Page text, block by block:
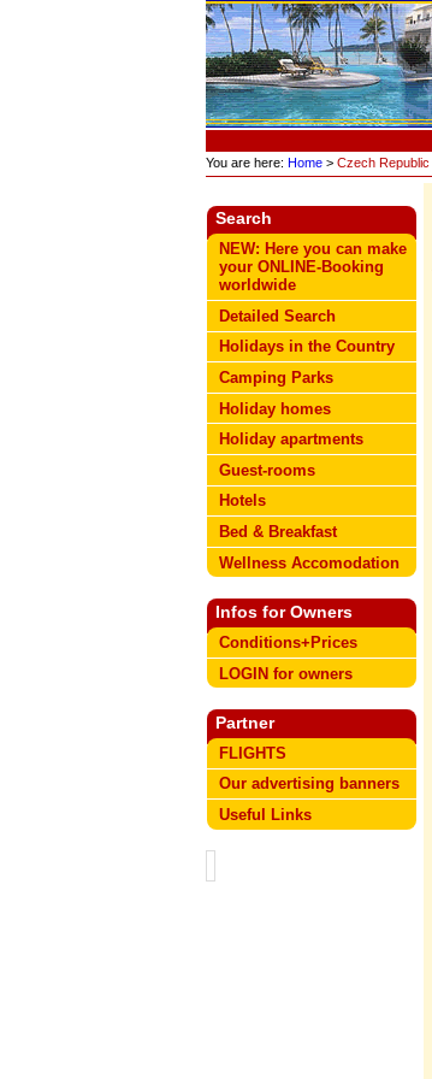
You are here: Home> Czech Republic
Search
NEW: Here you can make
your ONLINE-Booking
worldwide
Detailed Search
Holidays in the Country
Camping Parks
Holiday homes
Holiday apartments
Guest-rooms
Hotels
Bed & Breakfast
Wellness Accomodation
Infos for Owners
Conditions+Prices
LOGIN for owners
Partner
FLIGHTS
Our advertising banners
Useful Links